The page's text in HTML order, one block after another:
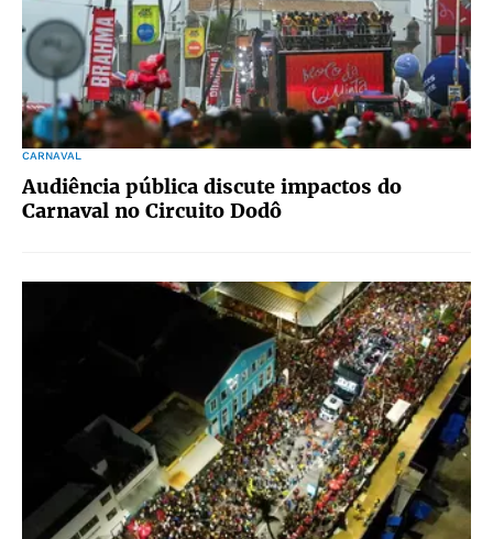
CARNAVAL
Audiência pública discute impactos do
Carnaval no Circuito Dodô